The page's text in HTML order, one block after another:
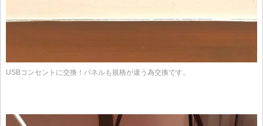
USBコンセントに交換！パネルも規格が違う為交換です。